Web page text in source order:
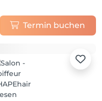
Termin buchen